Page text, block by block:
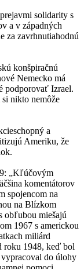
solidarity s
a v západných
za zavrhnutiahodnú
konšpiračnú
Nemecko má
podporovať Izrael.
nikto nemôže
a
Ameriku, že
„Kľúčovým
komentátorov
spojencom na
na Blízkom
obľubou miešajú
1967 s americkou
miliárd
roku 1948, keď bol
do úlohy